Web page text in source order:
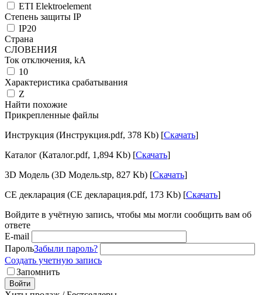
ETI Elektroelement
Степень защиты IP
IP20
Страна
СЛОВЕНИЯ
Ток отключения, kА
10
Характеристика срабатывания
Z
Найти похожие
Прикрепленные файлы
Инструкция (Инструкция.pdf, 378 Kb) [Скачать]
Каталог (Каталог.pdf, 1,894 Kb) [Скачать]
3D Модель (3D Модель.stp, 827 Kb) [Скачать]
CE декларация (CE декларация.pdf, 173 Kb) [Скачать]
Войдите в учётную запись, чтобы мы могли сообщить вам об
ответе
E-mail
ПарольЗабыли пароль?
Создать учетную запись
Запомнить
Войти